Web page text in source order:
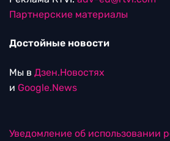
Партнерские материалы
Достойные новости
Мы в Дзен.Новостях
и Google.News
Уведомление об использовании